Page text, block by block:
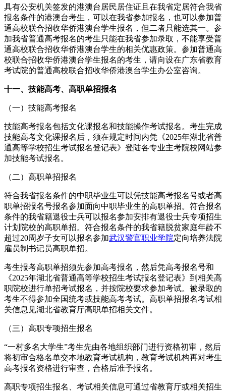
具有公安机关签发的港澳台居民居住证且在我省定居符合我省
报名条件的港澳台考生，可以在我省参加报名，也可以参加普
通高校联合招收华侨港澳台学生报名，但二者只能选其一。参
加我省普通高考报名的考生只能在我省参加录取，不能享受普
通高校联合招收华侨港澳台学生的相关优惠政策。参加普通高
校联合招收华侨港澳台学生报名的考生，请向设在广东省教育
考试院的普通高校联合招收华侨港澳台学生办公室咨询。
十一、技能高考、高职单招报名
（一）技能高考报名
技能高考报名包括文化课报名和技能操作考试报名。考生完成
技能高考文化课报名后，须在规定时间内凭《2025年湖北省普
通高等学校招生考试报名登记表》登陆各专业主考院校网站参
加技能考试报名。
（二）高职单招报名
符合我省报名条件的中职毕业生可以凭技能高考报名号或者高
职单招报名号报名参加面向中职毕业生的高职单招。符合报名
条件的我省籍退役士兵可以报名参加安排有退役士兵专项招生
计划院校的高职单招。符合报名条件的我省籍脱贫家庭年龄不
超过20周岁子女可以报名参加武汉警官职业学院定向培养法院
雇员制书记员高职单招。
考生报考高职单招须先参加高考报名，然后凭高考报名号和
《2025年湖北省普通高等学校招生考试报名登记表》到相关高
职院校进行单招考试报名，并按院校要求参加考试。被录取的
考生不得参加全国统考或技能高考考试。高职单招报名考试相
关信息见湖北省教育厅高职单招相关文件。
（三）高职专项招生报名
“一村多名大学生”考生先由各地组织部门进行资格初审，然后
将初审合格名单交本地教育考试机构，教育考试机构再对考生
高考报名资格进行审查，合格后准予报名。
高职专项招生报名、考试相关信息可通过省教育厅或相关招生